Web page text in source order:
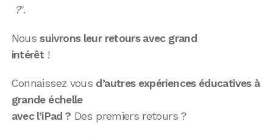
?".
Noussuivrons leur retours avec grand
intérêt !
Connaissez vous d’autres expériences éducatives à
grande échelle
avec l’iPad ? Des premiers retours ?